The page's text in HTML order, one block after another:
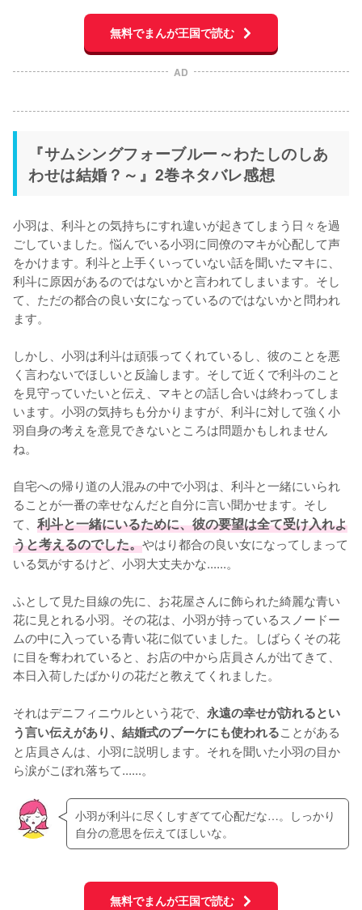
無料でまんが王国で読む
AD
『サムシングフォーブルー～わたしのしあ
わせは結婚？～』2巻ネタバレ感想
小羽は、利斗との気持ちにすれ違いが起きてしまう日々を過
ごしていました。悩んでいる小羽に同僚のマキが心配して声
をかけます。利斗と上手くいっていない話を聞いたマキに、
利斗に原因があるのではないかと言われてしまいます。そし
て、ただの都合の良い女になっているのではないかと問われ
ます。
しかし、小羽は利斗は頑張ってくれているし、彼のことを悪
く言わないでほしいと反論します。そして近くで利斗のこと
を見守っていたいと伝え、マキとの話し合いは終わってしま
います。小羽の気持ちも分かりますが、利斗に対して強く小
羽自身の考えを意見できないところは問題かもしれません
ね。
自宅への帰り道の人混みの中で小羽は、利斗と一緒にいられ
ることが一番の幸せなんだと自分に言い聞かせます。そし
て、 利斗と一緒にいるために、彼の要望は全て受け入れよ
うと考えるのでした。やはり都合の良い女になってしまって
いる気がするけど、小羽大丈夫かな......。
ふとして見た目線の先に、お花屋さんに飾られた綺麗な青い
花に見とれる小羽。その花は、小羽が持っているスノードー
ムの中に入っている青い花に似ていました。しばらくその花
に目を奪われていると、お店の中から店員さんが出てきて、
本日入荷したばかりの花だと教えてくれました。
それはデニフィニウルという花で、 永遠の幸せが訪れるとい
う言い伝えがあり、結婚式のブーケにも使われることがある
と店員さんは、小羽に説明します。それを聞いた小羽の目か
ら涙がこぼれ落ちて......。
小羽が利斗に尽くしすぎてて心配だな…。しっかり
自分の意思を伝えてほしいな。
無料でまんが王国で読む